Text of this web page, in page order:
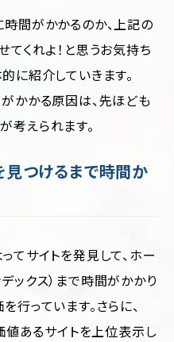
間がかかるのか、上記の
てくれよ！と思うお気持ち
に紹介していきます。
かかる原因は、先ほども
考えられます。
つけるまで時間か
てサイトを発見して、ホー
ックス）まで時間がかかり
行っています。さらに、
あるサイトを上位表示し